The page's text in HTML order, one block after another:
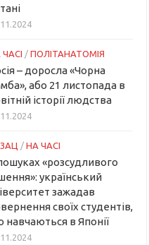
/ ПОЛІТАНАТОМІЯ
– доросла «Чорна
або 21 листопада в
історії людства
/ НА ЧАСІ
«розсудливого
український
зажадав
своїх студентів,
навчаються в Японії